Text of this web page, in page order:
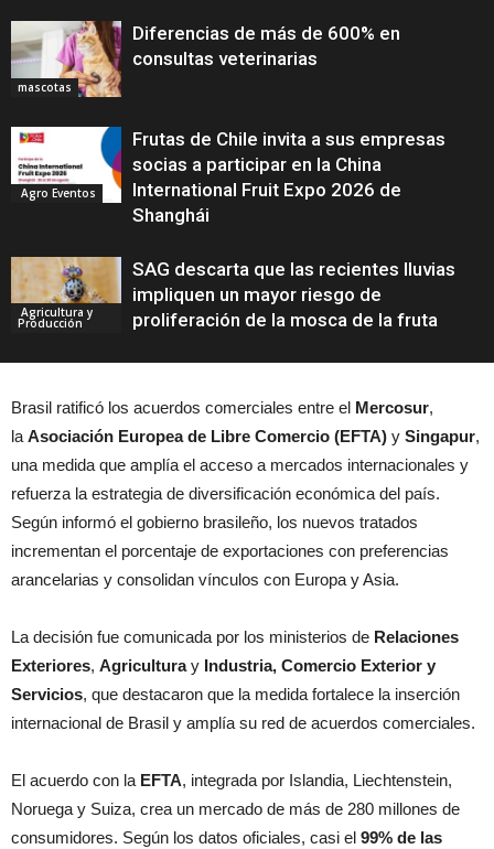
mascotas
Diferencias de más de 600% en
consultas veterinarias
Agro Eventos
Frutas de Chile invita a sus empresas
socias a participar en la China
International Fruit Expo 2026 de
Shanghái
Agricultura y
Producción
SAG descarta que las recientes lluvias
impliquen un mayor riesgo de
proliferación de la mosca de la fruta
Brasil ratificó los acuerdos comerciales entre el Mercosur,
la Asociación Europea de Libre Comercio (EFTA) y Singapur,
una medida que amplía el acceso a mercados internacionales y
refuerza la estrategia de diversificación económica del país.
Según informó el gobierno brasileño, los nuevos tratados
incrementan el porcentaje de exportaciones con preferencias
arancelarias y consolidan vínculos con Europa y Asia.
La decisión fue comunicada por los ministerios de Relaciones
Exteriores, Agriculturay Industria, Comercio Exterior y
Servicios, que destacaron que la medida fortalece la inserción
internacional de Brasil y amplía su red de acuerdos comerciales.
El acuerdo con la EFTA, integrada por Islandia, Liechtenstein,
Noruega y Suiza, crea un mercado de más de 280 millones de
consumidores. Según los datos oficiales, casi el 99% de las